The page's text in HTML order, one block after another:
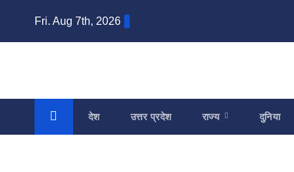
Fri. Aug 7th, 2026
देश उत्तर प्रदेश राज्य दुनिया